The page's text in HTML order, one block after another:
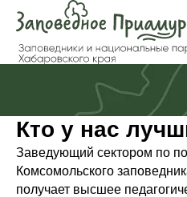
Кто у нас
Заведующий сектором по
Комсомольского
получает высшее